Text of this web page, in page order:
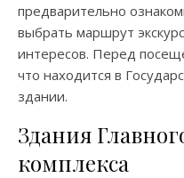
предварительно
выбрать маршрут
интересов. Перед
что находится в
здании.
Здания
комплекса